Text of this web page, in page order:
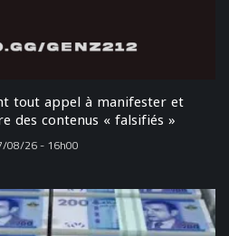
tout appel à manifester et
des contenus « falsifiés »
08/26 - 16h00